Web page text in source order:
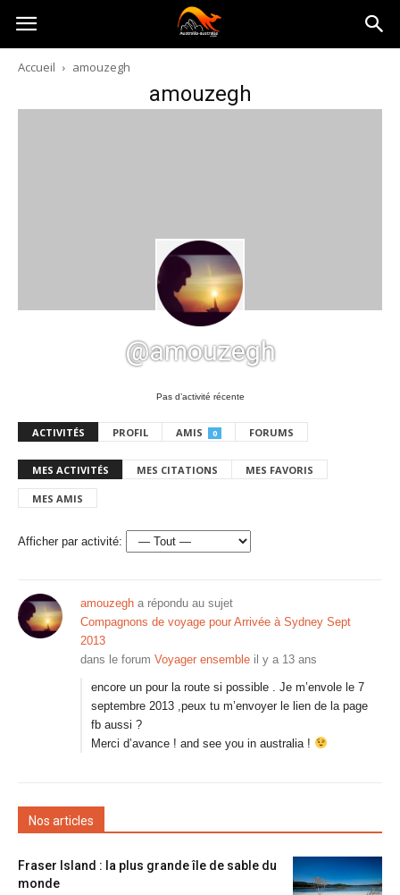
Australia-
australie.com
Accueil amouzegh
amouzegh
@amouzegh
Pas d’activité récente
ACTIVITÉS PROFIL AMIS 0 FORUMS
MES ACTIVITÉS MES CITATIONS MES FAVORIS
MES AMIS
Afficher par activité:
amouzegh a répondu au sujet
Compagnons de voyage pour Arrivée à Sydney Sept
2013
dans le forum Voyager ensemble il y a 13 ans
encore un pour la route si possible . Je m’envole le 7
septembre 2013 ,peux tu m’envoyer le lien de la page
fb aussi ?
Merci d’avance ! and see you in australia !
Nos articles
Fraser Island : la plus grande île de sable du
monde